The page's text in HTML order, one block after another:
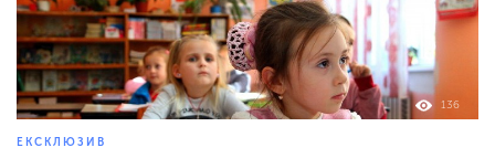
136
ЕКСКЛЮЗИВ